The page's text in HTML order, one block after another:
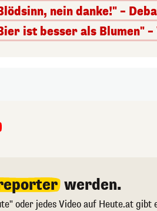
nein danke!" –
ist besser als Blumen"
werden.
oder jedes Video auf Heute.at gibt